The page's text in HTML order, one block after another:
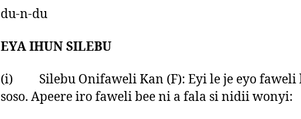
du-n-du
EYA IHUN SILEBU
(i) Silebu Onifaweli Kan (F): Eyi le je eyo faweli
soso. Apeere iro faweli bee ni a fala si nidii wonyi: